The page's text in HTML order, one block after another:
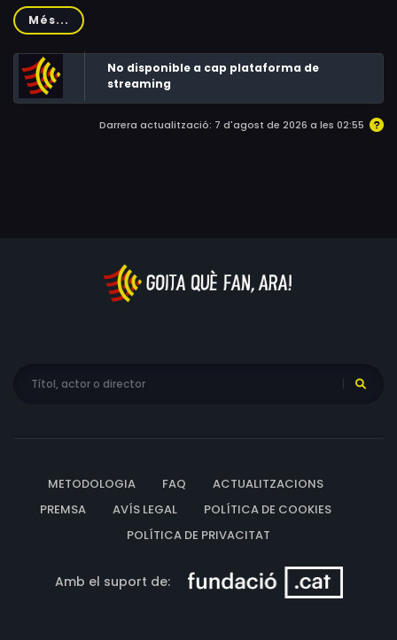
brollat de sobte als seus carrers i places.Quan Camelia i
Nahla investiguen l'origen d'aquestes noves i peculiars
criatures, comencen a succeir esdeveniments estranys i
misteriosos.
Més...
No disponible a cap plataforma de
streaming
Darrera actualització: 7 d'agost de 2026 a les 02:55
METODOLOGIA FAQ
ACTUALITZACIONS
PREMSA
AVÍS LEGAL
POLÍTICA DE COOKIES
POLÍTICA DE PRIVACITAT
Amb el suport de: